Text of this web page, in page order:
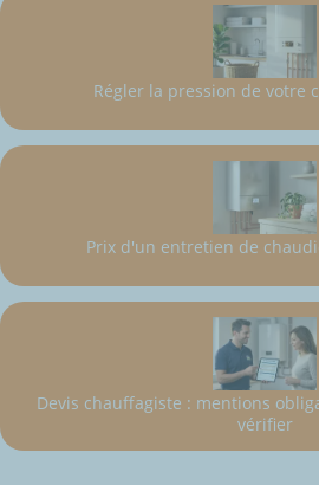
Régler la pression de votre
Prix d'un entretien de
Devis chauffagiste : mentions
vérifier